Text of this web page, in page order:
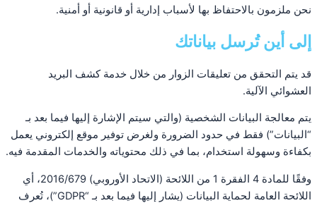
نحن ملزمون بالاحتفاظ بها لأسباب إدارية أو قانونية أو أمنية.
إلى أين تُرسل بياناتك
قد يتم التحقق من تعليقات الزوار من خلال خدمة كشف البريد
العشوائي الآلية.
يتم معالجة البيانات الشخصية (والتي سيتم الإشارة إليها فيما بعد بـ
“البيانات”) فقط في حدود الضرورة ولغرض توفير موقع إلكتروني يعمل
بكفاءة وسهولة استخدام، بما في ذلك محتوياته والخدمات المقدمة فيه.
وفقًا للمادة 4 الفقرة 1 من اللائحة (الاتحاد الأوروبي) 2016/679، أي
اللائحة العامة لحماية البيانات (يشار إليها فيما بعد بـ “GDPR”)، تُعرف